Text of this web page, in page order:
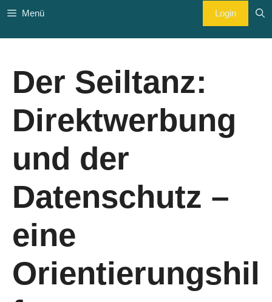
Zum
springen
Menü Login
Der Seiltanz:
Direktwerbung
und der
Datenschutz –
eine
Orientierungshil